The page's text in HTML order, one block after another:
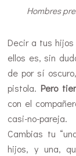
Hombres
Decir a tus
ellos es, sin
de por sí
pistola. Pero
con el
casi-no-
Cambias tu
hijos, y una,